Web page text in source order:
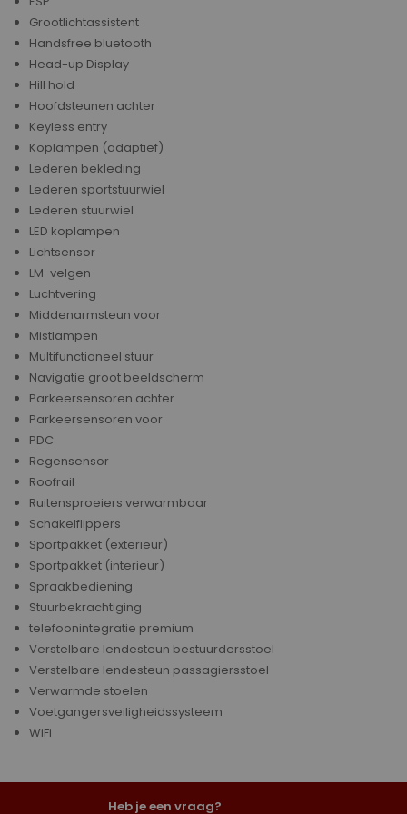
Grootlichtassistent
Handsfree bluetooth
Head-up Display
Hill hold
Hoofdsteunen achter
Keyless entry
Koplampen (adaptief)
Lederen bekleding
Lederen sportstuurwiel
Lederen stuurwiel
LED koplampen
Lichtsensor
LM-velgen
Luchtvering
Middenarmsteun voor
Mistlampen
Multifunctioneel stuur
Navigatie groot beeldscherm
Parkeersensoren achter
Parkeersensoren voor
PDC
Regensensor
Roofrail
Ruitensproeiers verwarmbaar
Schakelflippers
Sportpakket (exterieur)
Sportpakket (interieur)
Spraakbediening
Stuurbekrachtiging
telefoonintegratie premium
Verstelbare lendesteun bestuurdersstoel
Verstelbare lendesteun passagiersstoel
Verwarmde stoelen
Voetgangersveiligheidssysteem
WiFi
Heb je een vraag?